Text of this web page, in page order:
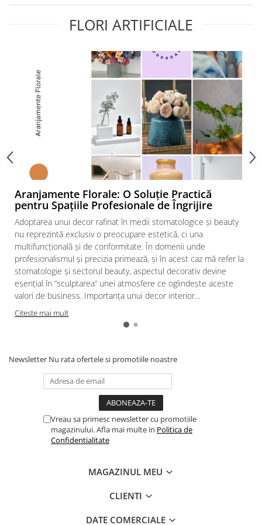
Scaune
Crizantema
Floarea soarelui
Hortensia
Minirosa
Ranunculus
Trandafir
Mix de flori
Eucalipt
Flori de camp
Bumbac
Cala
Iasomie
Margarete
Narcise
Cap minirosa
Cap orhidee phalaenopsis
Crengi decorative
Copaci si Plante
Flori artificiale la ghiveci
Kit-uri Baloane
Rafii, clipsuri,pompe
Decoratiuni baloane
Ochelari party
Bannere
Lumanari aniversare
Ghirlande
Lumanari si accesorii tort
Panou decorativ
Pompoane
Rozete
Paturica Decor
Cake topper
Tun Confetti
Petrecere Tematica
Petrecere fetite
Petrecere Baieti
Petrecere Adulti
FLORI ARTIFICIALE
Aranjamente Florale: O Soluție Practică
pentru Spațiile Profesionale de Îngrijire
Adoptarea unui decor rafinat în medii stomatologice și beauty
nu reprezintă exclusiv o preocupare estetică, ci una
multifuncțională și de conformitate. În domenii unde
profesionalismul și precizia primează, și în acest caz mă refer la
stomatologie și sectorul beauty, aspectul decorativ devine
esențial în ”sculptarea” unei atmosfere ce oglindește aceste
valori de business. Importanța unui decor interior...
Citeste mai mult
Newsletter Nu rata ofertele si promotiile noastre
Vreau sa primesc newsletter cu promotiile
magazinului. Afla mai multe in Politica de
Confidentialitate
MAGAZINUL MEU
CLIENTI
DATE COMERCIALE